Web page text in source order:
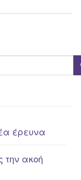
έρευνα
την ακοή